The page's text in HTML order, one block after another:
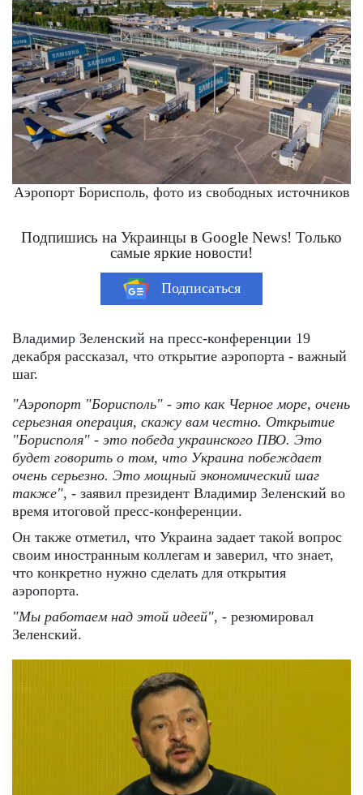
Аэропорт Борисполь, фото из свободных источников
Подпишись на Украинцы в Google News! Только
самые яркие новости!
Подписаться
Владимир Зеленский на пресс-конференции 19
декабря рассказал, что открытие аэропорта - важный
шаг.
"Аэропорт "Борисполь" - это как Черное море, очень
серьезная операция, скажу вам честно. Открытие
"Борисполя" - это победа украинского ПВО. Это
будет говорить о том, что Украина побеждает
очень серьезно. Это мощный экономический шаг
также", - заявил президент Владимир Зеленский во
время итоговой пресс-конференции.
Он также отметил, что Украина задает такой вопрос
своим иностранным коллегам и заверил, что знает,
что конкретно нужно сделать для открытия
аэропорта.
"Мы работаем над этой идеей", - резюмировал
Зеленский.